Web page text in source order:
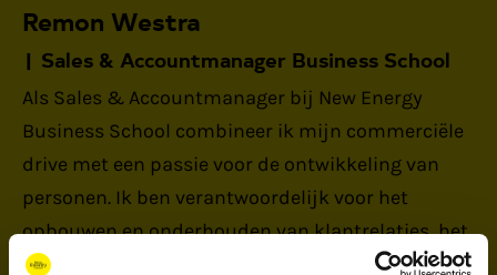
Remon Westra
Sales & Accountmanager Business School
Als Sales & Accountmanager bij New Energy
Business School combineer ik mijn commerciële
drive met een passie voor de ontwikkeling van
personen. Ik ben verantwoordelijk voor het
opbouwen en onderhouden van klantrelaties, het
initiëren van nieuwe business en het vermarkten